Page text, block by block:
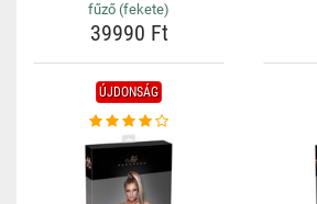
fűző (fekete)
39990 Ft
ÚJDONSÁG